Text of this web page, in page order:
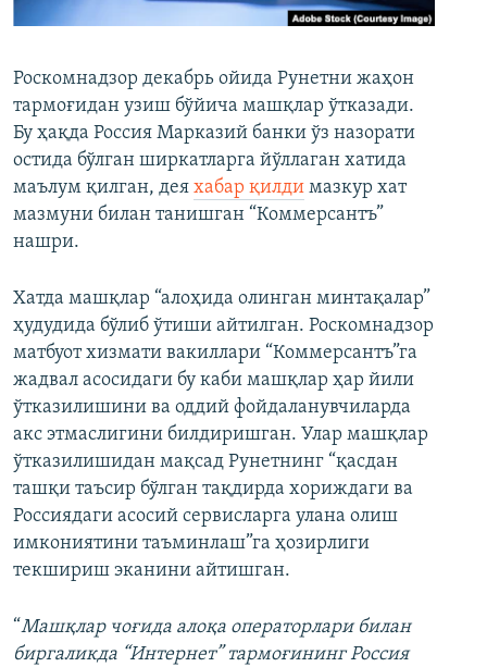
Роскомнадзор декабрь ойида Рунетни жаҳон
тармоғидан узиш бўйича машқлар ўтказади.
Бу ҳақда Россия Марказий банки ўз назорати
остида бўлган ширкатларга йўллаган хатида
маълум қилган, дея хабар қилди мазкур хат
мазмуни билан танишган “Коммерсантъ”
нашри.
Хатда машқлар “алоҳида олинган минтақалар”
ҳудудида бўлиб ўтиши айтилган. Роскомнадзор
матбуот хизмати вакиллари “Коммерсантъ”га
жадвал асосидаги бу каби машқлар ҳар йили
ўтказилишини ва оддий фойдаланувчиларда
акс этмаслигини билдиришган. Улар машқлар
ўтказилишидан мақсад Рунетнинг “қасдан
ташқи таъсир бўлган тақдирда хориждаги ва
Россиядаги асосий сервисларга улана олиш
имкониятини таъминлаш”га ҳозирлиги
текшириш эканини айтишган.
“Машқлар чоғида алоқа операторлари билан
биргаликда “Интернет” тармоғининг Россия